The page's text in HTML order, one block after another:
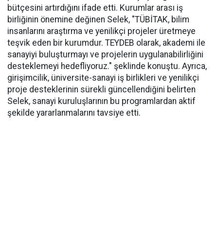
bütçesini artırdığını ifade etti. Kurumlar arası iş
birliğinin önemine değinen Selek, "TÜBİTAK, bilim
insanlarını araştırma ve yenilikçi projeler üretmeye
teşvik eden bir kurumdur. TEYDEB olarak, akademi ile
sanayiyi buluşturmayı ve projelerin uygulanabilirliğini
desteklemeyi hedefliyoruz." şeklinde konuştu. Ayrıca,
girişimcilik, üniversite-sanayi iş birlikleri ve yenilikçi
proje desteklerinin sürekli güncellendiğini belirten
Selek, sanayi kuruluşlarının bu programlardan aktif
şekilde yararlanmalarını tavsiye etti.